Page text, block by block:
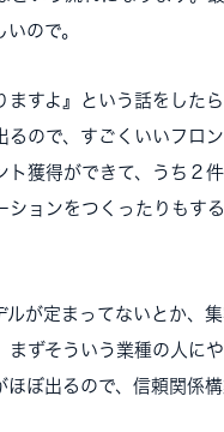
ので。
すよ』という話をした
ので、すごくいいフロ
獲得ができて、うち２
ョンをつくったりもす
が定まってないとか、
ずそういう業種の人に
ぼ出るので、信頼関係